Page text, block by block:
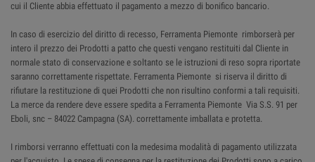
cui il Cliente abbia effettuato il pagamento a mezzo di bonifico bancario.
In caso di esercizio del diritto di recesso, Ferramenta Piemonte rimborserà per
intero il prezzo dei Prodotti a patto che questi vengano restituiti dal Cliente in
normale stato di conservazione e soltanto se le istruzioni di reso sopra riportate
saranno correttamente rispettate. Ferramenta Piemonte si riserva il diritto di
rifiutare la restituzione di quei Prodotti che non risultino conformi a tali requisiti.
La merce da rendere deve essere spedita a Ferramenta Piemonte Via S.S. 91 per
Eboli, snc – 84022 Campagna (SA). correttamente imballata e protetta.
I rimborsi verranno effettuati con la medesima modalità di pagamento utilizzata